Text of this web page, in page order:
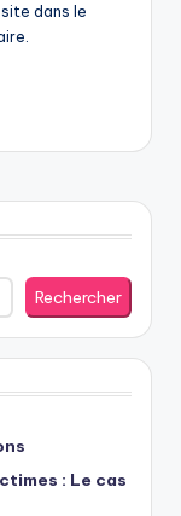
dans le
Rechercher
: Le cas